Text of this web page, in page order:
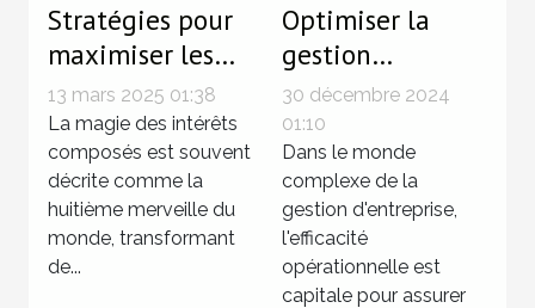
Stratégies pour
maximiser les
rendements avec
les intérêts
composés
13 mars 2025 01:38
La magie des intérêts
composés est souvent
décrite comme la
huitième merveille du
monde, transformant
de...
Optimiser la
gestion
d'entreprise avec
des services de
secrétariat
juridique
efficaces
30 décembre 2024
01:10
Dans le monde
complexe de la
gestion d'entreprise,
l'efficacité
opérationnelle est
capitale pour assurer